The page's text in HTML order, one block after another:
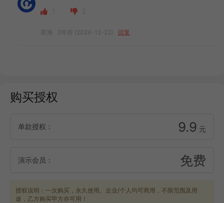
星海 2年前 (2024-12-22) 回复
购买授权
单款授权： 9.9 元
演示会员： 免费
授权说明：一次购买，永久使用。企业/个人均可商用，不限范围及用
途，乙方购买甲方亦可用！